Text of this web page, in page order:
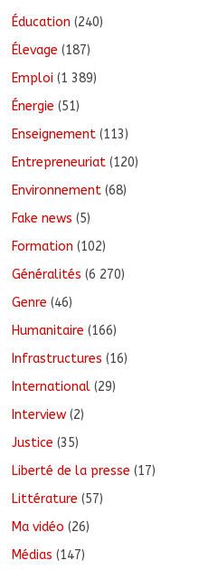
Éducation (240)
Élevage (187)
Emploi (1 389)
Énergie (51)
Enseignement (113)
Entrepreneuriat (120)
Environnement (68)
Fake news (5)
Formation (102)
Généralités (6 270)
Genre (46)
Humanitaire (166)
Infrastructures (16)
International (29)
Interview (2)
Justice (35)
Liberté de la presse (17)
Littérature (57)
Ma vidéo (26)
Médias (147)